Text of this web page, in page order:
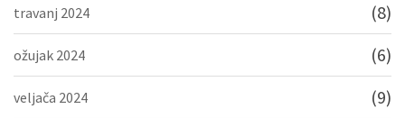
travanj 2024 (8)
ožujak 2024 (6)
veljača 2024 (9)